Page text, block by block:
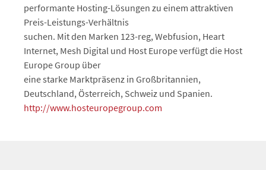
performante Hosting-Lösungen zu einem attraktiven
Preis-Leistungs-Verhältnis
suchen. Mit den Marken 123-reg, Webfusion, Heart
Internet, Mesh Digital und Host Europe verfügt die Host
Europe Group über
eine starke Marktpräsenz in Großbritannien,
Deutschland, Österreich, Schweiz und Spanien.
http://www.hosteuropegroup.com